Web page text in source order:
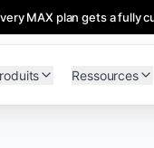
MAX plan gets a fully
Ressources